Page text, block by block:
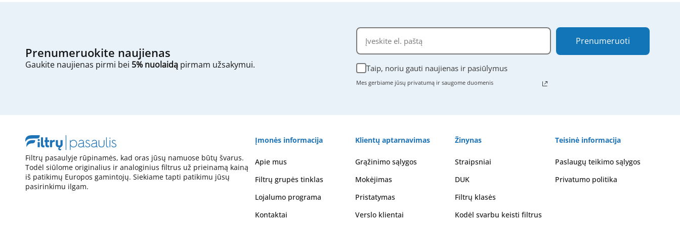
Prenumeruokite naujienas
Gaukite naujienas pirmi bei 5% nuolaidą pirmam užsakymui. Taip, noriu gauti naujienas ir pasiūlymus
Mes gerbiame jūsų privatumą ir saugome duomenis
Prenumeruoti
Filtrų pasaulyje rūpinamės, kad oras jūsų namuose būtų švarus.
Todėl siūlome originalius ir analoginius filtrus už prieinamą kainą
iš patikimų Europos gamintojų. Siekiame tapti patikimu jūsų
pasirinkimu ilgam.
Įmonės informacija
Apie mus
Filtrų grupės tinklas
Lojalumo programa
Kontaktai
Klientų aptarnavimas
Grąžinimo sąlygos
Mokėjimas
Pristatymas
Verslo klientai
Žinynas
Straipsniai
DUK
Filtrų klasės
Kodėl svarbu keisti filtrus
Teisinė informacija
Paslaugų teikimo sąlygos
Privatumo politika